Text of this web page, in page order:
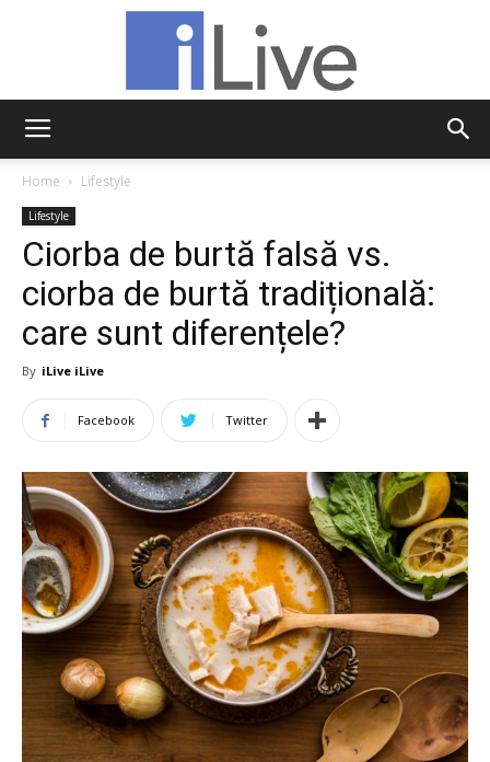
Home Lifestyle
Lifestyle
Ciorba de burtă falsă vs.
ciorba de burtă tradițională:
care sunt diferențele?
By iLive iLive
Facebook Twitter